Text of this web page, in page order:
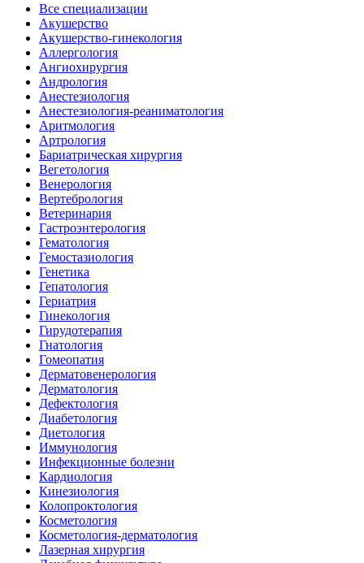
Все специализации
Акушерство
Акушерство-гинекология
Аллергология
Ангиохирургия
Андрология
Анестезиология
Анестезиология-реаниматология
Аритмология
Артрология
Бариатрическая хирургия
Вегетология
Венерология
Вертебрология
Ветеринария
Гастроэнтерология
Гематология
Гемостазиология
Генетика
Гепатология
Гериатрия
Гинекология
Гирудотерапия
Гнатология
Гомеопатия
Дерматовенерология
Дерматология
Дефектология
Диабетология
Диетология
Иммунология
Инфекционные болезни
Кардиология
Кинезиология
Колопроктология
Косметология
Косметология-дерматология
Лазерная хирургия